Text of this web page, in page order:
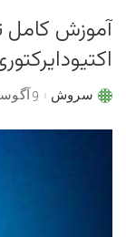
Postedسروش 9 آگوست، 2024